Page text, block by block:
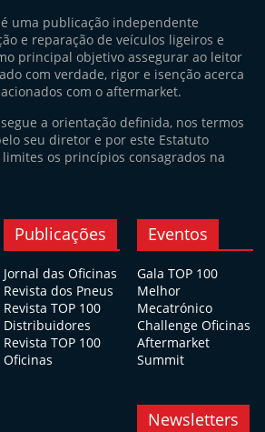
uma publicação independente
e reparação de veículos ligeiros e
principal objetivo assegurar ao leitor
com verdade, rigor e isenção acerca
com o aftermarket.
a orientação definida, nos termos
seu diretor e por este Estatuto
os princípios consagrados na
Publicações
Jornal das Oficinas
Revista dos Pneus
Revista TOP 100
Distribuidores
Revista TOP 100
Oficinas
Eventos
Gala TOP 100
Melhor
Mecatrónico
Challenge Oficinas
Aftermarket
Summit
Newsletters